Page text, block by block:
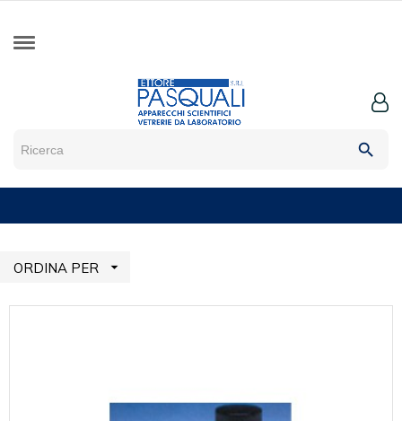
search
ORDINA PER 